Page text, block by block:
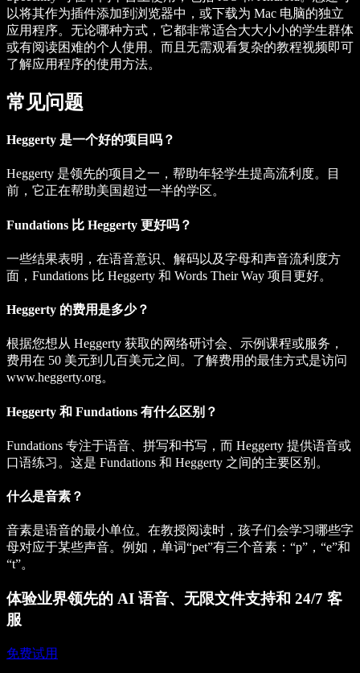
以将其作为插件添加到浏览器中，或下载为 Mac 电脑的独立
应用程序。无论哪种方式，它都非常适合大大小小的学生群体
或有阅读困难的个人使用。而且无需观看复杂的教程视频即可
了解应用程序的使用方法。
常见问题
Heggerty 是一个好的项目吗？
Heggerty 是领先的项目之一，帮助年轻学生提高流利度。目
前，它正在帮助美国超过一半的学区。
Fundations 比 Heggerty 更好吗？
一些结果表明，在语音意识、解码以及字母和声音流利度方
面，Fundations 比 Heggerty 和 Words Their Way 项目更好。
Heggerty 的费用是多少？
根据您想从 Heggerty 获取的网络研讨会、示例课程或服务，
费用在 50 美元到几百美元之间。了解费用的最佳方式是访问
www.heggerty.org。
Heggerty 和 Fundations 有什么区别？
Fundations 专注于语音、拼写和书写，而 Heggerty 提供语音或
口语练习。这是 Fundations 和 Heggerty 之间的主要区别。
什么是音素？
音素是语音的最小单位。在教授阅读时，孩子们会学习哪些字
母对应于某些声音。例如，单词“pet”有三个音素：“p”，“e”和
“t”。
体验业界领先的 AI 语音、无限文件支持和 24/7 客
服
免费试用